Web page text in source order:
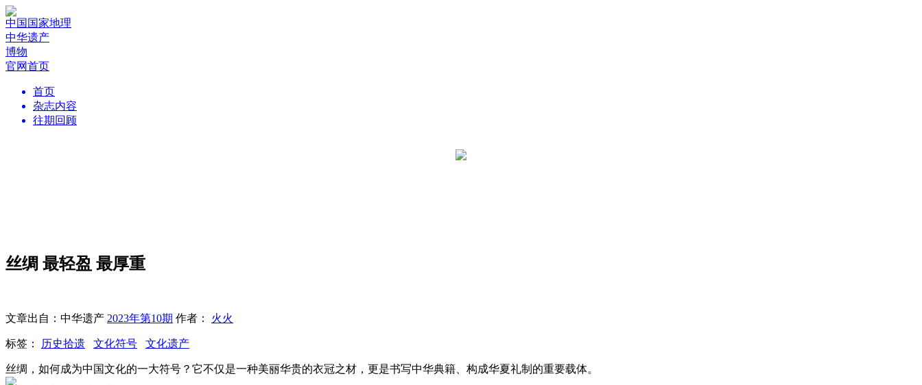
中国国家地理
中华遗产
博物
官网首页
首页
杂志内容
往期回顾
丝绸 最轻盈 最厚重
文章出自：中华遗产 2023年第10期 作者： 火火
标签： 历史拾遗 文化符号 文化遗产
丝绸，如何成为中国文化的一大符号？它不仅是一种美丽华贵的衣冠之材，更是书写中华典籍、构成华夏礼制的重要载体。